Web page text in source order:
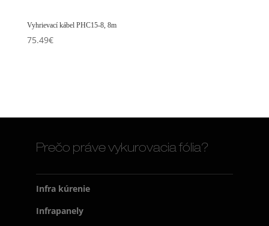
Vyhrievací kábel PHC15-8, 8m
75.49€
Prečo práve vykurovacia fólia?
Infra kúrenie
Infrapanely